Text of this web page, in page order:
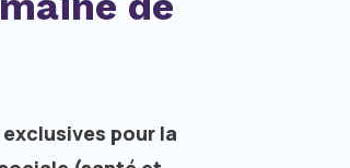
pour la